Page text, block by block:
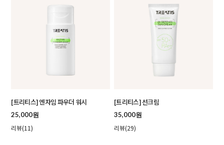
[트리티스] 엔자임 파우더 워시
25,000원
리뷰(11)
[트리티스] 선크림
35,000원
리뷰(29)